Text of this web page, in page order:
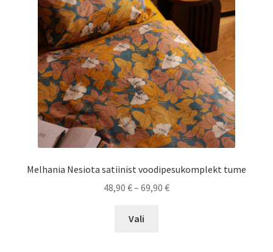
Melhania Nesiota satiinist voodipesukomplekt tume
48,90 €– 69,90 €Hinnavahemik:
Vali